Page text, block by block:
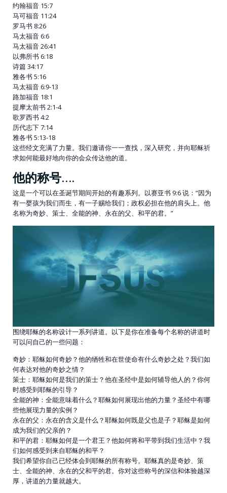
约翰福音 15:7
马可福音 11:24
罗马书 8:26
马太福音 6:6
马太福音 26:41
以弗所书 6:18
诗篇 34:17
雅各书 5:16
马太福音 6:9-13
路加福音 18:1
提摩太前书 2:1-4
歌罗西书 4:2
历代志下 7:14
雅各书 5:13-18
这些经文充满了力量。我们邀请你一一查找，深入研究，并向耶稣祈
求如何能最好地向你的会众传达他的道。
他的称号….
这是一个可以在圣诞节期间开始的有趣系列。以赛亚书 9:6 说：“因为
有一婴孩为我们而生，有一子赐给我们；政权必担在他的肩头上。他
名称为奇妙、策士、全能的神、永在的父、和平的君。”
围绕耶稣的名称设计一系列讲道。以下是你在准备每个名称的讲道时
可以问自己的一些问题：
奇妙：耶稣如何奇妙？他的牺牲和在世使命有什么奇妙之处？我们如
何表达对他的奇妙之情？
策士：耶稣如何是我们的策士？他在圣经中是如何辅导他人的？你何
时感受到耶稣的引导？
全能的神：全能意味着什么？耶稣如何展现出他的力量？圣经中有哪
些他展现力量的实例？
永在的父：永在的含义是什么？耶稣如何既是父也是子？耶稣是如何
成为我们的父亲的？
和平的君：耶稣如何是一个君王？他如何将和平带到我们生活中？我
们如何感受到来自耶稣的和平？
我们希望你自己已经体会到耶稣的所有称号。耶稣真的是奇妙、策
士、全能的神、永在的父和平的君。你对这些称号的深信和体验越深
厚，讲道的力量就越大。